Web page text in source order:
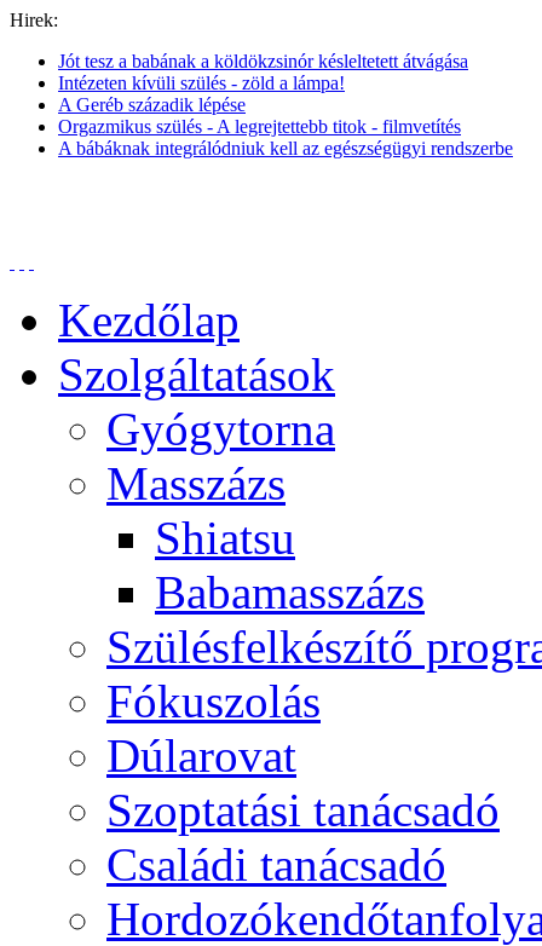
Hirek:
Jót tesz a babának a köldökzsinór késleltetett átvágása
Intézeten kívüli szülés - zöld a lámpa!
A Geréb századik lépése
Orgazmikus szülés - A legrejtettebb titok - filmvetítés
A bábáknak integrálódniuk kell az egészségügyi rendszerbe
Kezdőlap
Szolgáltatások
Gyógytorna
Masszázs
Shiatsu
Babamasszázs
Szülésfelkészítő
Fókuszolás
Dúlarovat
Szoptatási tanácsadó
Családi tanácsadó